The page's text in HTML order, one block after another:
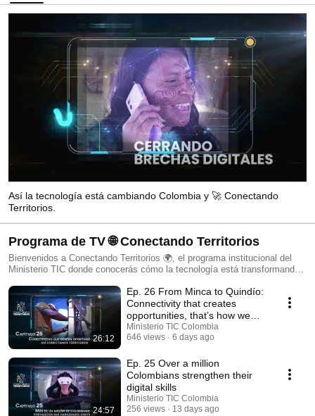
Así la tecnología está cambiando Colombia y 🚀 Conectando
Territorios.
Programa de TV 🌐 Conectando Territorios
Bienvenidos a Conectando Territorios 🌍, el programa institucional del
Ministerio TIC donde conocerás cómo la tecnología está transformando
con historias reales 📖, avances en conectividad 📡, iniciativas de
educación digital 💻, innovación tecnológica 🤖 y proyectos que están
cerrando brechas en todo el país 🇨🇴, desde las grandes ciudades
hasta las regiones más apartadas. A través de cada capítulo,
descubrirás cómo el acceso a internet 🌐, la formación en habilidades
digitales 🎓 y el uso de nuevas tecnologías están generando
oportunidades 💡, impulsando el desarrollo 📈 y fortaleciendo las
comunidades 🤝. Conectividad, inclusión digital e innovación al servicio
de Colombia 🚀✨
26:12
Ep. 26 From Minca to Quindío:
Connectivity that creates
opportunities, that’s how we
connect terr...
Ministerio TIC Colombia
646 views
6 days ago
24:57
Ep. 25 Over a million
Colombians strengthen their
digital skills
Ministerio TIC Colombia
256 views
13 days ago